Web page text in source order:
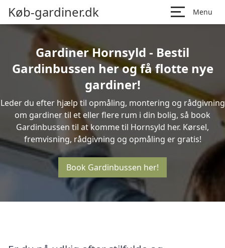
Køb-gardiner.dk Menu
Gardiner Hornsyld - Bestil
Gardinbussen her og få flotte nye
gardiner!
Leder du efter hjælp til opmåling, montering og rådgivning
om gardiner til et eller flere rum i din bolig, så book
Gardinbussen til at komme til Hornsyld her. Kørsel,
fremvisning, rådgivning og opmåling er gratis!
Book Gardinbussen her!